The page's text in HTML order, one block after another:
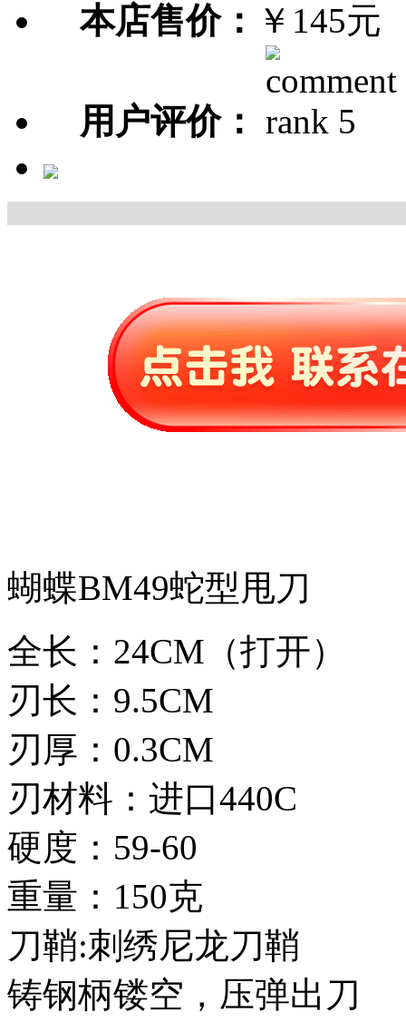
本店售价： ￥145元
用户评价：
蝴蝶BM49蛇型甩刀
全长：24CM（打开）
刃长：9.5CM
刃厚：0.3CM
刃材料：进口440C
硬度：59-60
重量：150克
刀鞘:刺绣尼龙刀鞘
铸钢柄镂空，压弹出刀